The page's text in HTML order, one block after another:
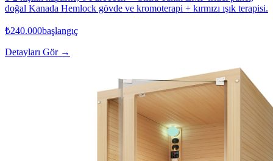
doğal Kanada Hemlock gövde ve kromoterapi + kırmızı ışık terapisi.
₺240.000başlangıç
Detayları Gör →